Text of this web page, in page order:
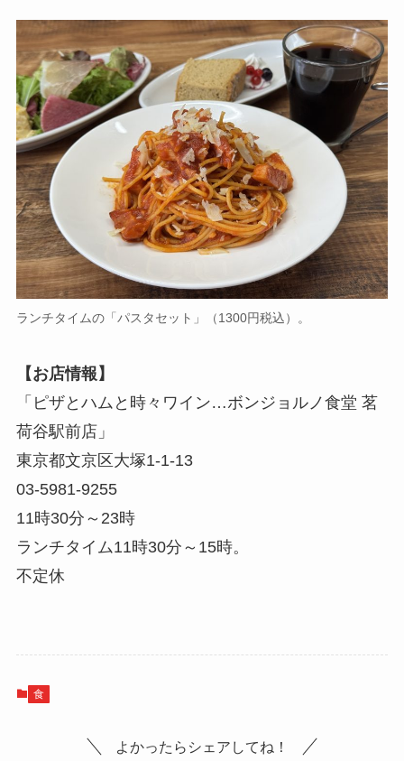
ランチタイムの「パスタセット」（1300円税込）。
【お店情報】
「ピザとハムと時々ワイン…ボンジョルノ食堂 茗
荷谷駅前店」
東京都文京区大塚1-1-13
03-5981-9255
11時30分～23時
ランチタイム11時30分～15時。
不定休
食
よかったらシェアしてね！